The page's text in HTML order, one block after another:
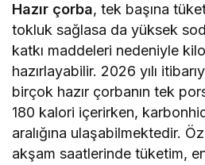
Hazır çorba, tek başına
tokluk sağlasa da yüksek
katkı maddeleri nedeniyle kilo
hazırlayabilir. 2026 yılı
birçok hazır çorbanın tek
180 kalori içerirken,
aralığına ulaşabilmektedir.
akşam saatlerinde tüketim,